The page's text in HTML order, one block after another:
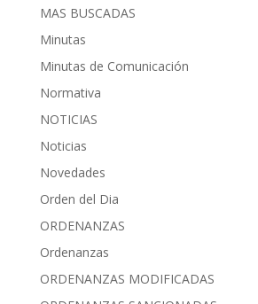
MAS BUSCADAS
Minutas
Minutas de Comunicación
Normativa
NOTICIAS
Noticias
Novedades
Orden del Dia
ORDENANZAS
Ordenanzas
ORDENANZAS MODIFICADAS